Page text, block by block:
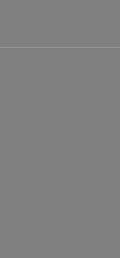
Du lundi au